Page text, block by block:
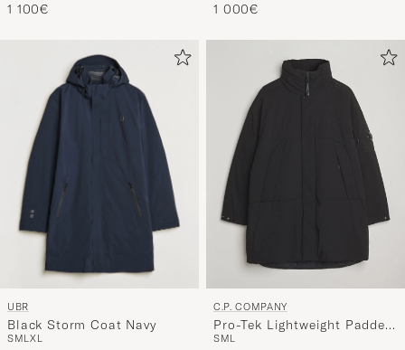
Black Storm Coat Navy
SMLXL
Pro-Tek Lightweight Padded
Parka Black
SML